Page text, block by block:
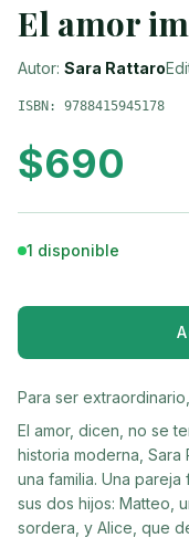
El amor
Autor: Sara Rattaro
ISBN: 9788415945178
$690
1 disponible
Para ser
El amor, dicen, no se
historia moderna,
una familia. Una
sus dos hijos: Matteo,
sordera, y Alice, que